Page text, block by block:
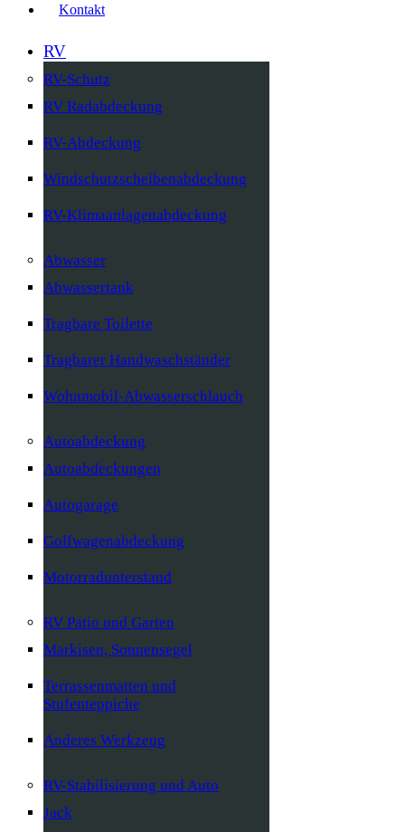
Kontakt
RV
RV-Schutz
RV Radabdeckung
RV-Abdeckung
Windschutzscheibenabdeckung
RV-Klimaanlagenabdeckung
Abwasser
Abwassertank
Tragbare Toilette
Tragbarer Handwaschständer
Wohnmobil-Abwasserschlauch
Autoabdeckung
Autoabdeckungen
Autogarage
Golfwagenabdeckung
Motorradunterstand
RV Patio und Garten
Markisen, Sonnensegel
Terrassenmatten und
Stufenteppiche
Anderes Werkzeug
RV-Stabilisierung und Auto
Jack